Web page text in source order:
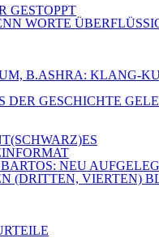
GESTOPPT
WORTE
B.ASHRA: KLANG-
DER GESCHICHTE
NEU
(DRITTEN, VIERTEN)